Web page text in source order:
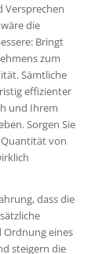
die
Bringt
zum
Sämtliche
effizienter
und Ihrem
Sorgen Sie
von
dass die
eines
steigern die